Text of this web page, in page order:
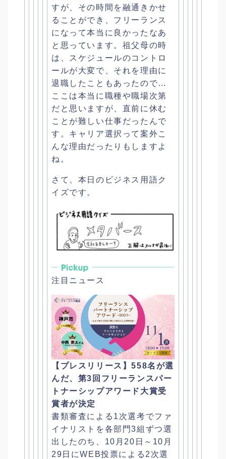
すが、 その時間を融通きかせ
ることができ、 フリーランス
になって本当に良かったなあ
と思っています。 祖父母の時
は、スケジュールのコントロ
ールが大変で、 それを理由に
退職したこともあったので…
ここは本当に職種や職場次第
だと思いますが、 直前に休む
ことが難しい仕事だったんで
す。 キャリア選択って案外こ
んな理由だったりもしますよ
ね。
さて、本日のビジネス用語ク
イズです。
注目ニュース
【プレスリリース】558名が選
んだ、 第3回フリーランスパー
トナーシップアワード大賞受
賞者が決定
書類審査による1次選考でファ
イナリストを各部門3組ずつ選
出し たのち、10月20日～ 10月
29日にWEB投票による2次選